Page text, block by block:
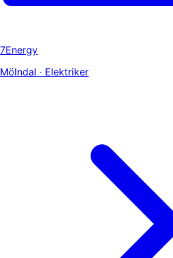
7Energy
Mölndal · Elektriker